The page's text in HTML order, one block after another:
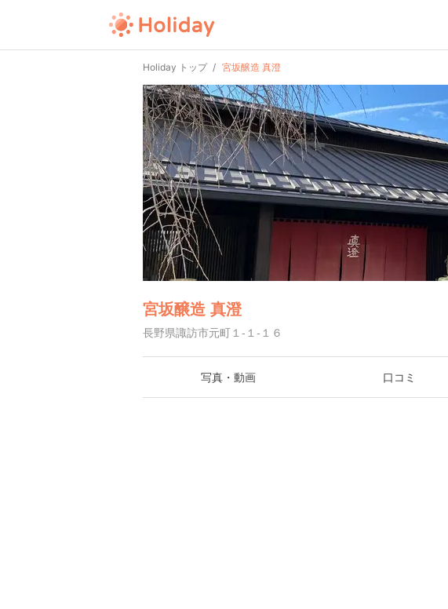
Holiday トップ 宮坂醸造 真澄
宮坂醸造 真澄
長野県諏訪市元町１-１-１６
写真・動画 口コミ